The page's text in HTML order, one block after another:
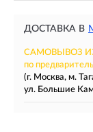
ДОСТАВКА В
САМОВЫВОЗ
по
(г. Москва, м.
ул. Большие